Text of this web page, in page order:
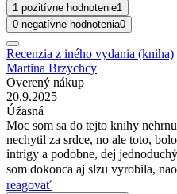
1 pozitívne hodnotenie1
0 negatívne hodnotenia0
Recenzia z iného vydania (kniha)
Martina Brzychcy
Overený nákup
20.9.2025
Úžasná
Moc som sa do tejto knihy
nechytil za srdce, no ale toto,
intrigy a podobne, dej
som dokonca aj slzu vyrobila,
reagovať